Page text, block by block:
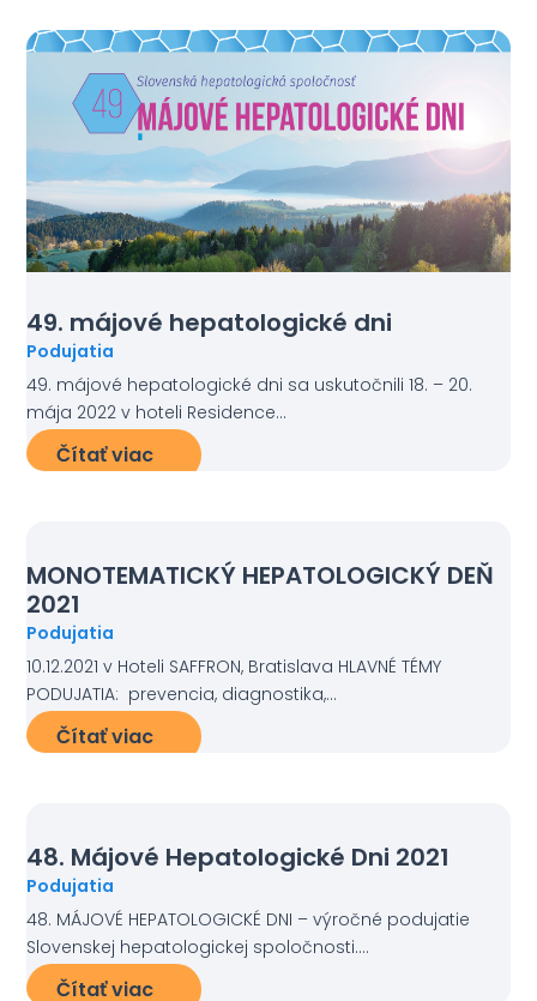
49. májové hepatologické dni
Podujatia
49. májové hepatologické dni sa uskutočnili 18. – 20.
mája 2022 v hoteli Residence...
Čítať viac
MONOTEMATICKÝ HEPATOLOGICKÝ DEŇ
2021
Podujatia
10.12.2021 v Hoteli SAFFRON, Bratislava HLAVNÉ TÉMY
PODUJATIA: prevencia, diagnostika,...
Čítať viac
48. Májové Hepatologické Dni 2021
Podujatia
48. MÁJOVÉ HEPATOLOGICKÉ DNI – výročné podujatie
Slovenskej hepatologickej spoločnosti....
Čítať viac